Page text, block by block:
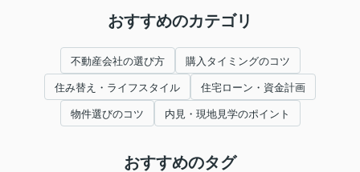
おすすめのカテゴリ
不動産会社の選び方 購入タイミングのコツ
住み替え・ライフスタイル 住宅ローン・資金計画
物件選びのコツ 内見・現地見学のポイント
おすすめのタグ